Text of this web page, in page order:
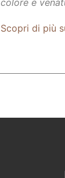
colore e
Scopri di più